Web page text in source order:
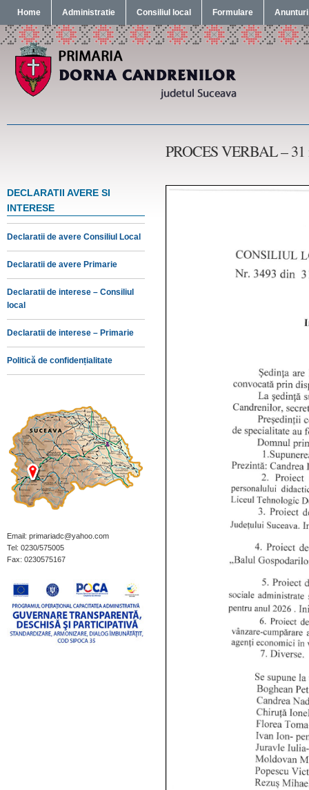
Home Administratie Consiliul local Formulare Anunturi
PROCES VERBAL – 31
DECLARATII AVERE SI
INTERESE
Declaratii de avere Consiliul Local
Declaratii de avere Primarie
Declaratii de interese – Consiliul
local
Declaratii de interese – Primarie
Politică de confidențialitate
Email: primariadc@yahoo.com
Tel: 0230/575005
Fax: 0230575167